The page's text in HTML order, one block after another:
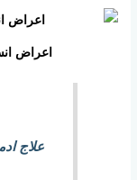
اعراض
علاج